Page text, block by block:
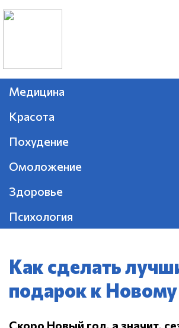
Медицина
Красота
Похудение
Омоложение
Здоровье
Психология
Как сделать
подарок к Новому
Скоро Новый год, а значит,